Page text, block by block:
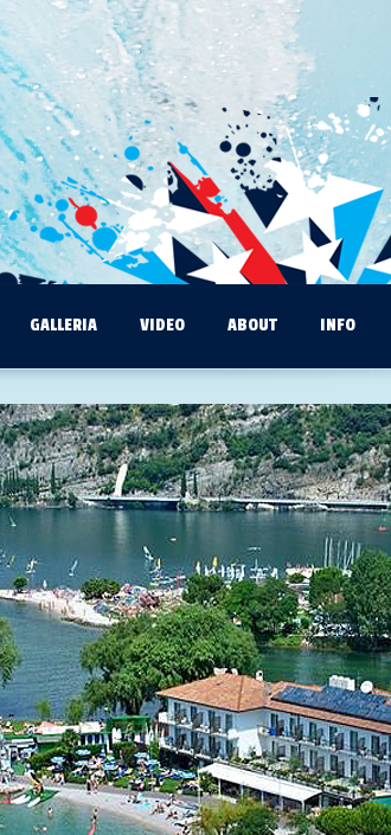
GALLERIA VIDEO ABOUT INFO